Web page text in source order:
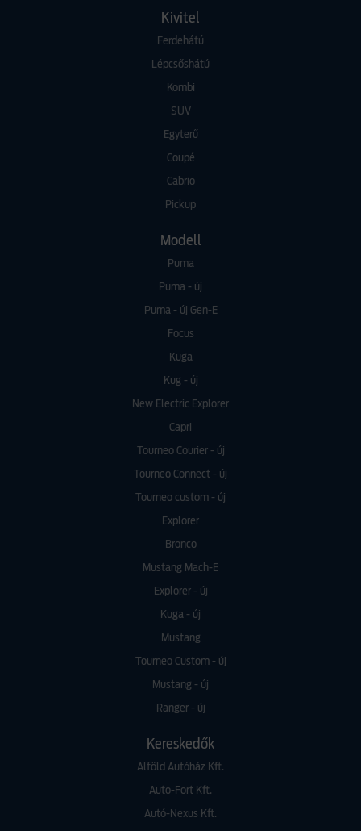
Kivitel
Ferdehátú
Lépcsőshátú
Kombi
SUV
Egyterű
Coupé
Cabrio
Pickup
Modell
Puma
Puma - új
Puma - új Gen-E
Focus
Kuga
Kug - új
New Electric Explorer
Capri
Tourneo Courier - új
Tourneo Connect - új
Tourneo custom - új
Explorer
Bronco
Mustang Mach-E
Explorer - új
Kuga - új
Mustang
Tourneo Custom - új
Mustang - új
Ranger - új
Kereskedők
Alföld Autóház Kft.
Auto-Fort Kft.
Autó-Nexus Kft.